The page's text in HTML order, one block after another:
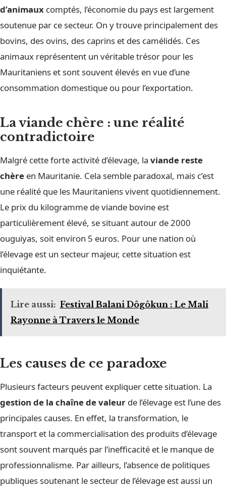
d’animaux comptés, l’économie du pays est largement
soutenue par ce secteur. On y trouve principalement des
bovins, des ovins, des caprins et des camélidés. Ces
animaux représentent un véritable trésor pour les
Mauritaniens et sont souvent élevés en vue d’une
consommation domestique ou pour l’exportation.
La viande chère : une réalité
contradictoire
Malgré cette forte activité d’élevage, la viande reste
chère en Mauritanie. Cela semble paradoxal, mais c’est
une réalité que les Mauritaniens vivent quotidiennement.
Le prix du kilogramme de viande bovine est
particulièrement élevé, se situant autour de 2000
ouguiyas, soit environ 5 euros. Pour une nation où
l’élevage est un secteur majeur, cette situation est
inquiétante.
Lire aussi: Festival Balani Dôgôkun : Le Mali
Rayonne à Travers le Monde
Les causes de ce paradoxe
Plusieurs facteurs peuvent expliquer cette situation. La
gestion de la chaîne de valeur de l’élevage est l’une des
principales causes. En effet, la transformation, le
transport et la commercialisation des produits d’élevage
sont souvent marqués par l’inefficacité et le manque de
professionnalisme. Par ailleurs, l’absence de politiques
publiques soutenant le secteur de l’élevage est aussi un